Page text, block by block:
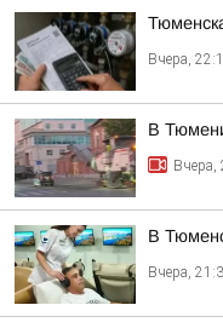
Вчера,
В
Вчера,
В
Вчера,